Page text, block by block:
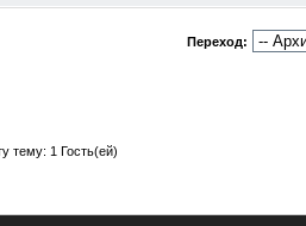
Переход:
тему: 1 Гость(ей)